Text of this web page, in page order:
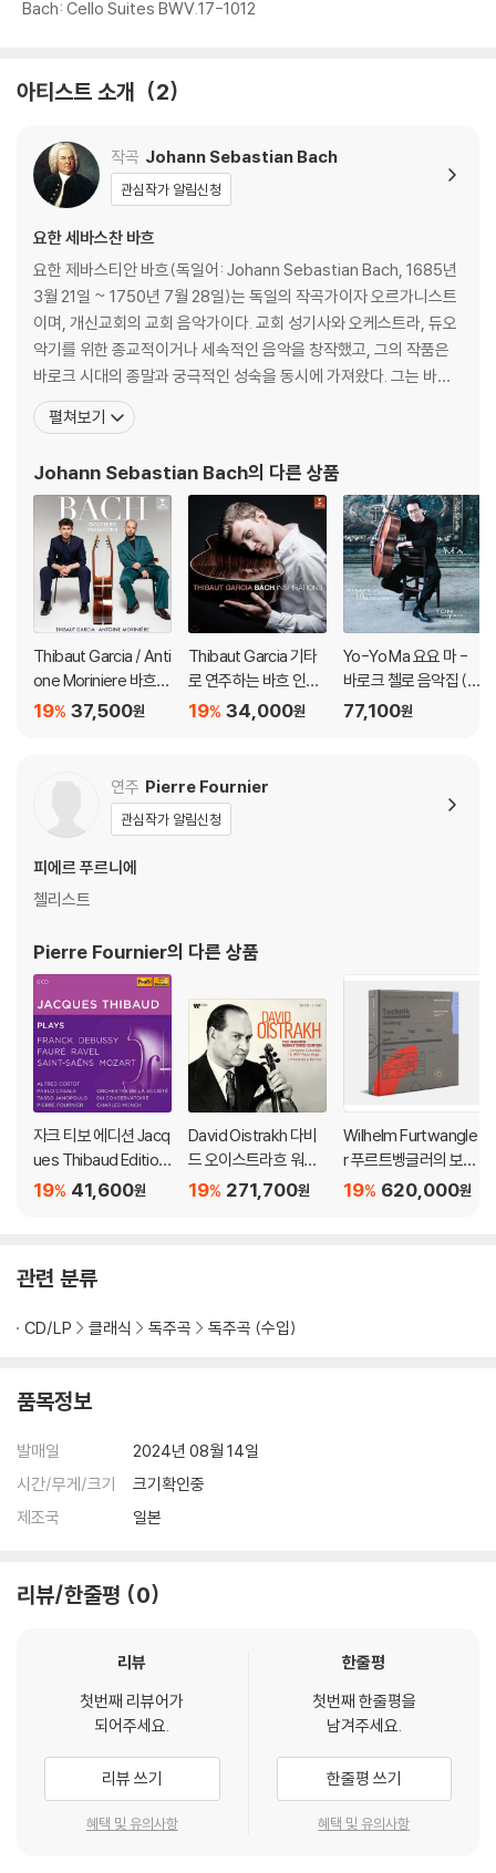
Bach: Cello Suites BWV.17-1012
아티스트 소개 2
작곡 Johann Sebastian Bach
관심작가 알림신청
요한 세바스찬 바흐
요한 제바스티안 바흐(독일어: Johann Sebastian Bach, 1685년
3월 21일 ~ 1750년 7월 28일)는 독일의 작곡가이자 오르가니스트
이며, 개신교회의 교회 음악가이다. 교회 성기사와 오케스트라, 듀오
악기를 위한 종교적이거나 세속적인 음악을 창작했고, 그의 작품은
바로크 시대의 종말과 궁극적인 성숙을 동시에 가져왔다. 그는 바로
크 시대의 최후에 위치하는 대가로서, 일반적인 작품은 독일음악의
전통에 깊이 뿌리박고 있을 뿐 아니라, 그 위에 이탈리아나 프랑스의
였다. 종교적 작품은 기존 구교 음
펼쳐보기
Johann Sebastian Bach의 다른 상품
Thibaut Garcia / Anti
one Moriniere 바흐:
골드베르크 변주곡 (B
37,500원
19%
Thibaut Garcia 기타
로 연주하는 바흐 인스
퍼레이션 (Bach Inspir
34,000원
19%
Yo-Yo Ma 요요 마 -
바로크 첼로 음악집 (Si
mply Baroque) [청록
77,100원
연주 Pierre Fournier
관심작가 알림신청
피에르 푸르니에
첼리스트
Pierre Fournier의 다른 상품
자크 티보 에디션 Jacq
ues Thibaud Edition
[6CD 박스세트]
41,600원
19%
David Oistrakh 다비
드 오이스트라흐 워너
레이블 녹음 전집 (The
271,700원
19%
Wilhelm Furtwangle
r 푸르트벵글러의 보석
들 (The Radio Recor
620,000원
19%
관련 분류
CD/LP 클래식 독주곡 독주곡 (수입)
품목정보
발매일
2024년 08월 14일
시간/무게/크기
크기확인중
제조국
일본
리뷰/한줄평 0
리뷰
첫번째 리뷰어가
되어주세요.
리뷰 쓰기
혜택 및 유의사항
한줄평
첫번째 한줄평을
남겨주세요.
한줄평 쓰기
혜택 및 유의사항